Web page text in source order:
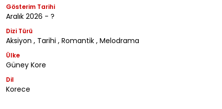
Gösterim Tarihi
Aralık 2026 - ?
Dizi Türü
Aksiyon , Tarihi , Romantik , Melodrama
Ülke
Güney Kore
Dil
Korece